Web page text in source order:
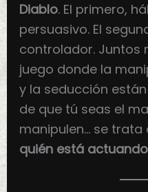
Diablo. El primero,
persuasivo. El
controlador. Juntos
juego donde la
y la seducción
de que tú seas el
manipulen… se trata
quién está actuando